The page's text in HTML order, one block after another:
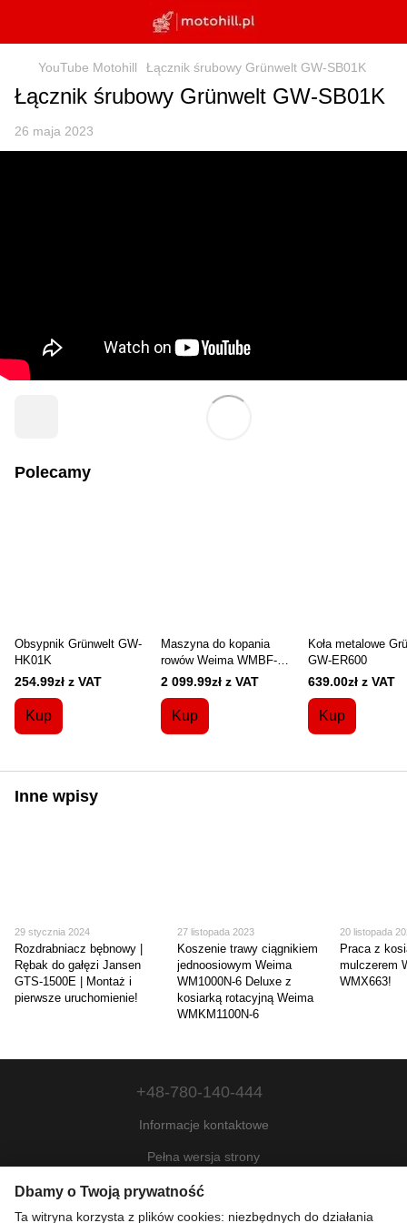
YouTube Motohill Łącznik śrubowy Grünwelt GW-SB01K
Łącznik śrubowy Grünwelt GW-SB01K
26 maja 2023
Polecamy
Obsypnik Grünwelt GW-
HK01K
254.99zł z VAT
Kup
Maszyna do kopania
rowów Weima WMBF-
6TR do WM1100-6,
przekładniowego)
2 099.99zł z VAT
Kup
Koła metalowe
GW-ER600
639.00zł z VAT
Kup
Inne wpisy
29 stycznia 2024
Rozdrabniacz bębnowy |
Rębak do gałęzi Jansen
GTS-1500E | Montaż i
pierwsze uruchomienie!
27 listopada 2023
Koszenie trawy ciągnikiem
jednoosiowym Weima
WM1000N-6 Deluxe z
kosiarką rotacyjną Weima
WMKM1100N-6
20 listopada
Praca z
mulczerem
WMX663!
+48-780-140-444
Informacje kontaktowe
Pełna wersja strony
Mapa strony
© 2022—2026
Dbamy o Twoją prywatność
Ta witryna korzysta z plików cookies: niezbędnych do działania